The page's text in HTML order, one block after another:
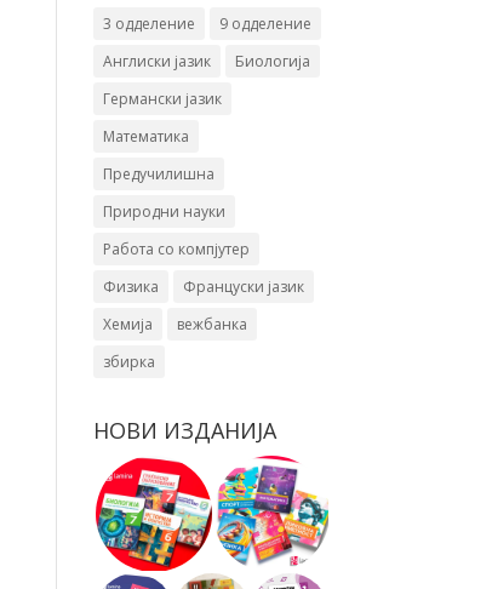
3 одделение
9 одделение
Англиски јазик
Биологија
Германски јазик
Математика
Предучилишна
Природни науки
Работа со компјутер
Физика
Француски јазик
Хемија
вежбанка
збирка
НОВИ ИЗДАНИЈА